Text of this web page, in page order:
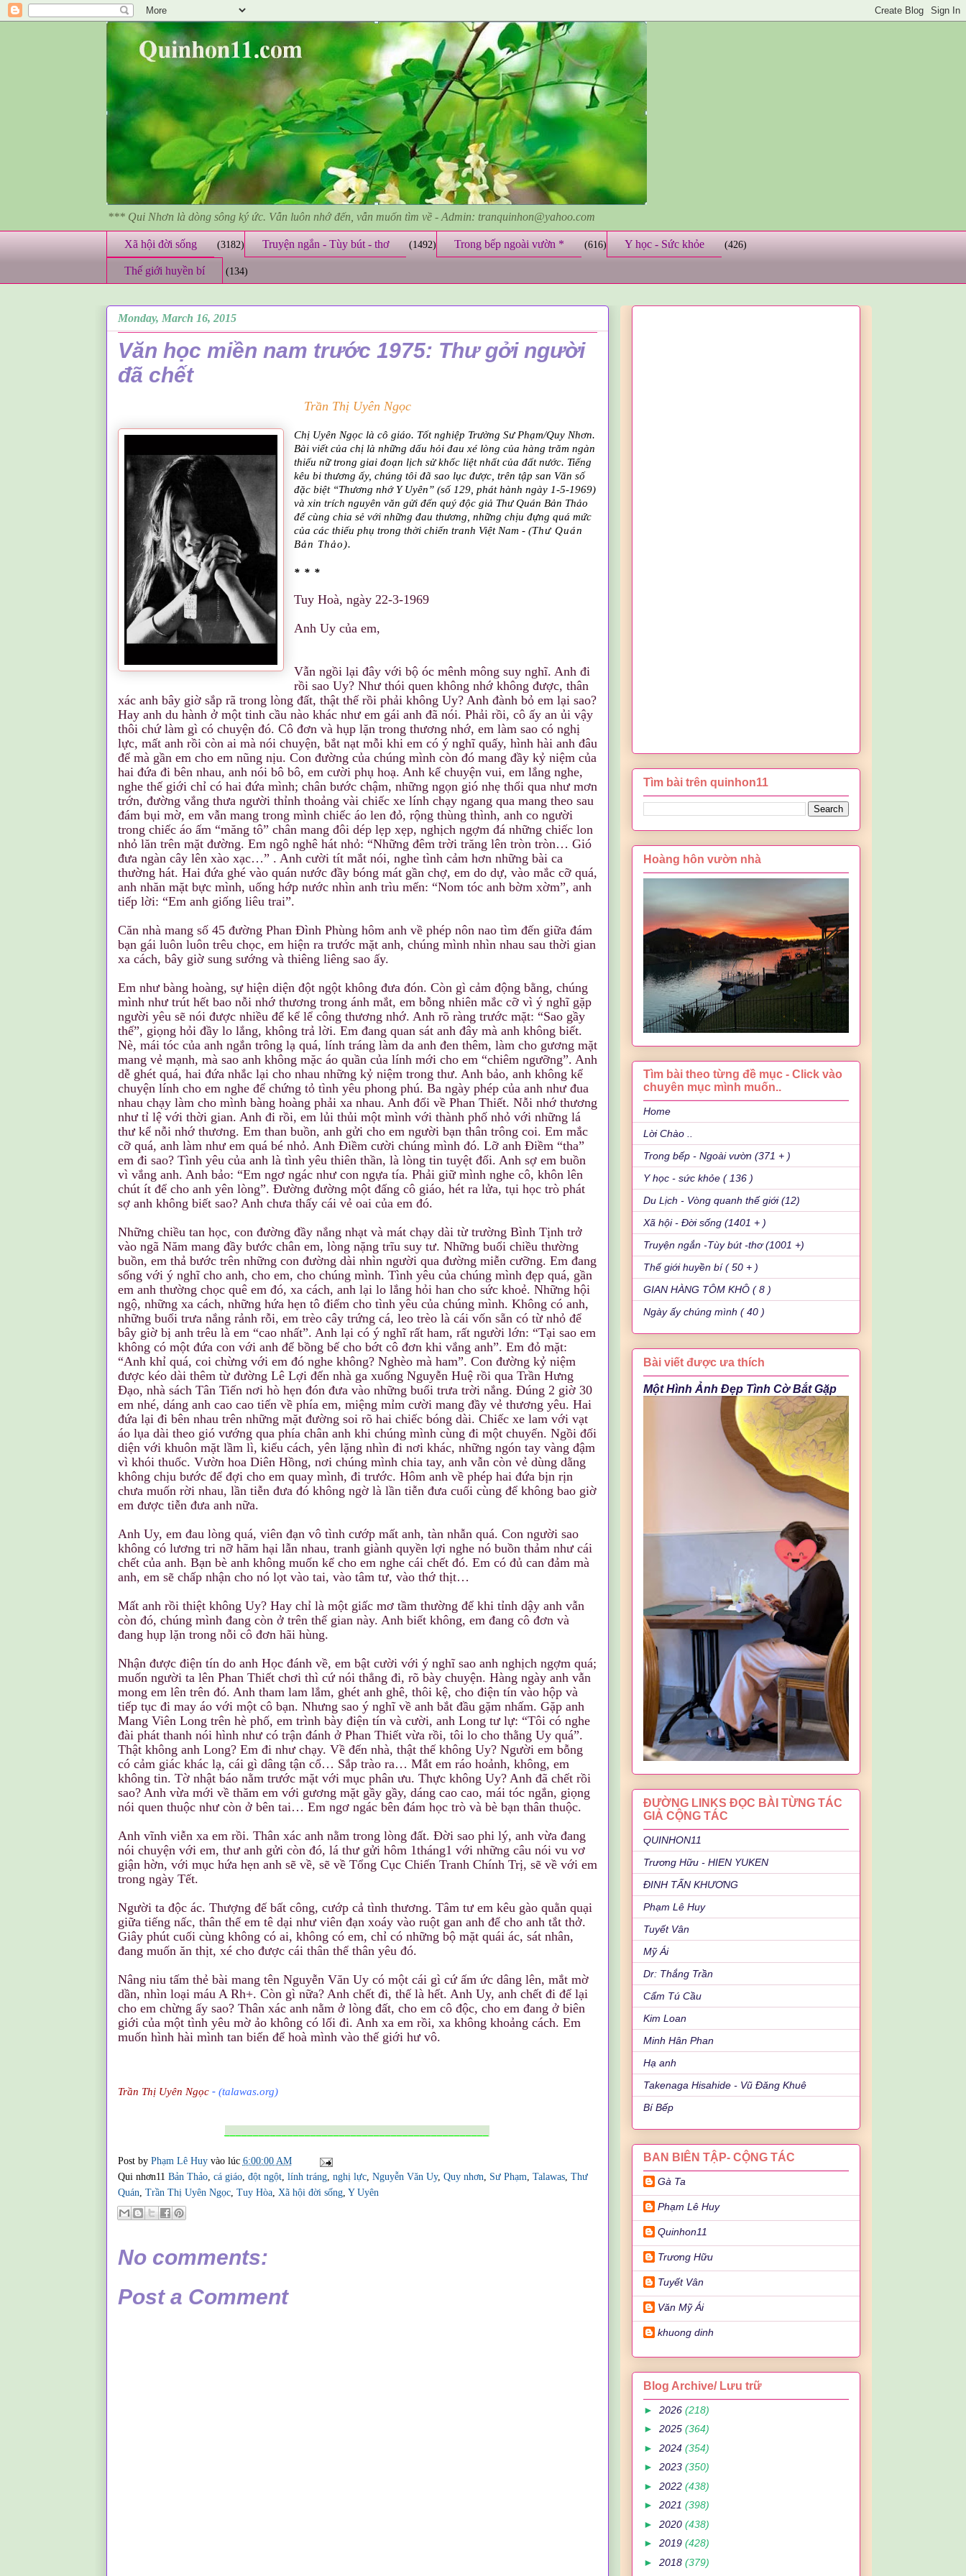
*** Qui Nhơn là dòng sông ký ức. Vẫn luôn nhớ đến, vẫn muốn tìm về - Admin: tranquinhon@yahoo.com
Xã hội đời sống (3182) Truyện ngắn - Tùy bút - thơ (1492) Trong bếp ngoài vườn * (616) Y học - Sức khỏe (426)
Thế giới huyền bí (134)
Monday, March 16, 2015
Văn học miền nam trước 1975: Thư gởi người
đã chết
Trần Thị Uyên Ngọc
Chị Uyên Ngọc là cô giáo. Tốt nghiệp Trường Sư Phạm/Quy Nhơn.
Bài viết của chị là những dấu hỏi đau xé lòng của hàng trăm ngàn
thiếu nữ trong giai đoạn lịch sử khốc liệt nhất của đất nước. Tiếng
kêu bi thương ấy, chúng tôi đã sao lục được, trên tập san Văn số
đặc biệt “Thương nhớ Y Uyên” (số 129, phát hành ngày 1-5-1969)
và xin trích nguyên văn gửi đến quý độc giả Thư Quán Bản Thảo
để cùng chia sẻ với những đau thương, những chịu đựng quá mức
của các thiếu phụ trong thời chiến tranh Việt Nam - (Thư Quán
Bản Thảo).
* * *
Tuy Hoà, ngày 22-3-1969
Anh Uy của em,
Vẫn ngồi lại đây với bộ óc mênh mông suy nghĩ. Anh đi
rồi sao Uy? Như thói quen không nhớ không được, thân
xác anh bây giờ sắp rã trong lòng đất, thật thế rồi phải không Uy? Anh đành bỏ em lại sao?
Hay anh du hành ở một tinh cầu nào khác như em gái anh đã nói. Phải rồi, cô ấy an ủi vậy
thôi chứ làm gì có chuyện đó. Cô đơn và hụp lặn trong thương nhớ, em làm sao có nghị
lực, mất anh rồi còn ai mà nói chuyện, bắt nạt mỗi khi em có ý nghĩ quấy, hình hài anh đâu
để mà gần em cho em nũng nịu. Con đường của chúng mình còn đó mang đầy kỷ niệm của
hai đứa đi bên nhau, anh nói bô bô, em cười phụ hoạ. Anh kể chuyện vui, em lắng nghe,
nghe thế giới chỉ có hai đứa mình; chân bước chậm, những ngọn gió nhẹ thổi qua như mơn
trớn, đường vắng thưa người thỉnh thoảng vài chiếc xe lính chạy ngang qua mang theo sau
đám bụi mờ, em vẫn mang trong mình chiếc áo len đỏ, rộng thùng thình, anh co người
trong chiếc áo ấm “măng tô” chân mang đôi dép lẹp xẹp, nghịch ngợm đá những chiếc lon
nhỏ lăn trên mặt đường. Em ngô nghê hát nhỏ: “Những đêm trời trăng lên tròn tròn… Gió
đưa ngàn cây lên xào xạc…” . Anh cười tít mắt nói, nghe tình cảm hơn những bài ca
thường hát. Hai đứa ghé vào quán nước đầy bóng mát gần chợ, em do dự, vào mắc cỡ quá,
anh nhăn mặt bực mình, uống hớp nước nhìn anh trìu mến: “Nom tóc anh bờm xờm”, anh
tiếp lời: “Em anh giống liêu trai”.
Căn nhà mang số 45 đường Phan Ðình Phùng hôm anh về phép nôn nao tìm đến giữa đám
bạn gái luôn luôn trêu chọc, em hiện ra trước mặt anh, chúng mình nhìn nhau sau thời gian
xa cách, bây giờ sung sướng và thiêng liêng sao ấy.
Em như bàng hoàng, sự hiện diện đột ngột không đưa đón. Còn gì cảm động bằng, chúng
mình như trút hết bao nỗi nhớ thương trong ánh mắt, em bỗng nhiên mắc cỡ vì ý nghĩ gặp
người yêu sẽ nói được nhiều để kể lể công thương nhớ. Anh rõ ràng trước mặt: “Sao gầy
thế”, giọng hỏi đầy lo lắng, không trả lời. Em đang quan sát anh đây mà anh không biết.
Nè, mái tóc của anh ngắn trông lạ quá, lính tráng làm da anh đen thêm, làm cho gương mặt
mang vẻ mạnh, mà sao anh không mặc áo quần của lính mới cho em “chiêm ngưỡng”. Anh
dễ ghét quá, hai đứa nhắc lại cho nhau những kỷ niệm trong thư. Anh bảo, anh không kể
chuyện lính cho em nghe để chứng tỏ tình yêu phong phú. Ba ngày phép của anh như đua
nhau chạy làm cho mình bàng hoàng phải xa nhau. Anh đổi về Phan Thiết. Nỗi nhớ thương
như tỉ lệ với thời gian. Anh đi rồi, em lủi thủi một mình với thành phố nhỏ với những lá
thư kể nỗi nhớ thương. Em than buồn, anh gửi cho em người bạn thân trông coi. Em mắc
cỡ quá, anh làm như em quá bé nhỏ. Anh Ðiềm cười chúng mình đó. Lỡ anh Ðiềm “tha”
em đi sao? Tình yêu của anh là tình yêu thiên thần, là lòng tin tuyệt đối. Anh sợ em buồn
vì vắng anh. Anh bảo: “Em ngơ ngác như con ngựa tía. Phải giữ mình nghe cô, khôn lên
chút ít để cho anh yên lòng”. Ðường đường một đấng cô giáo, hét ra lửa, tụi học trò phát
sợ anh không biết sao? Anh chưa thấy cái vẻ oai của em đó.
Những chiều tan học, con đường đầy nắng nhạt và mát chạy dài từ trường Bình Tịnh trở
vào ngã Năm mang đầy bước chân em, lòng nặng trĩu suy tư. Những buổi chiều thường
buồn, em thả bước trên những con đường dài nhìn người qua đường miễn cưỡng. Em đang
sống với ý nghĩ cho anh, cho em, cho chúng mình. Tình yêu của chúng mình đẹp quá, gần
em anh thường chọc quê em đó, xa cách, anh lại lo lắng hỏi han cho sức khoẻ. Những hội
ngộ, những xa cách, những hứa hẹn tô điểm cho tình yêu của chúng mình. Không có anh,
những buổi trưa nắng rảnh rỗi, em trèo cây trứng cá, leo trèo là cái vốn sẵn có từ nhỏ để
bây giờ bị anh trêu là em “cao nhất”. Anh lại có ý nghĩ rất ham, rất người lớn: “Tại sao em
không có một đứa con với anh để bồng bế cho bớt cô đơn khi vắng anh”. Em đỏ mặt:
“Anh khỉ quá, coi chừng với em đó nghe không? Nghèo mà ham”. Con đường kỷ niệm
được kéo dài thêm từ đường Lê Lợi đến nhà ga xuống Nguyễn Huệ rồi qua Trần Hưng
Ðạo, nhà sách Tân Tiến nơi hò hẹn đón đưa vào những buổi trưa trời nắng. Đúng 2 giờ 30
em nhé, dáng anh cao cao tiến về phía em, miệng mỉm cười mang đầy vẻ thương yêu. Hai
đứa lại đi bên nhau trên những mặt đường soi rõ hai chiếc bóng dài. Chiếc xe lam với vạt
áo lụa dài theo gió vướng qua phía chân anh khi chúng mình cùng đi một chuyến. Ngồi đối
diện với khuôn mặt lầm lì, kiểu cách, yên lặng nhìn đi nơi khác, những ngón tay vàng đậm
vì khói thuốc. Vườn hoa Diên Hồng, nơi chúng mình chia tay, anh vẫn còn vẻ dùng dằng
không chịu bước để đợi cho em quay mình, đi trước. Hôm anh về phép hai đứa bịn rịn
chưa muốn rời nhau, lần tiễn đưa đó không ngờ là lần tiễn đưa cuối cùng để không bao giờ
em được tiễn đưa anh nữa.
Anh Uy, em đau lòng quá, viên đạn vô tình cướp mất anh, tàn nhẫn quá. Con người sao
không có lương tri nỡ hãm hại lẫn nhau, tranh giành quyền lợi nghe nó buồn thảm như cái
chết của anh. Bạn bè anh không muốn kể cho em nghe cái chết đó. Em có đủ can đảm mà
anh, em sẽ chấp nhận cho nó lọt vào tai, vào tâm tư, vào thớ thịt…
Mất anh rồi thiệt không Uy? Hay chỉ là một giấc mơ tầm thường để khi tỉnh dậy anh vẫn
còn đó, chúng mình đang còn ở trên thế gian này. Anh biết không, em đang cô đơn và
đang hụp lặn trong nỗi cô đơn hãi hùng.
Nhận được điện tín do anh Học đánh về, em bật cười với ý nghĩ sao anh nghịch ngợm quá;
muốn người ta lên Phan Thiết chơi thì cứ nói thẳng đi, rõ bày chuyện. Hàng ngày anh vẫn
mong em lên trên đó. Anh tham lam lắm, ghét anh ghê, thôi kệ, cho điện tín vào hộp và
tiếp tục đi may áo với một cô bạn. Nhưng sao ý nghĩ về anh bắt đầu gặm nhấm. Gặp anh
Mang Viên Long trên hè phố, em trình bày điện tín và cười, anh Long tư lự: “Tôi có nghe
đài phát thanh nói hình như có trận đánh ở Phan Thiết vừa rồi, tôi lo cho thằng Uy quá”.
Thật không anh Long? Em đi như chạy. Về đến nhà, thật thế không Uy? Người em bỗng
có cảm giác khác lạ, cái gì dâng tận cổ… Sắp trào ra… Mắt em ráo hoảnh, không, em
không tin. Tờ nhật báo nằm trước mặt với mục phân ưu. Thực không Uy? Anh đã chết rồi
sao? Anh vừa mới về thăm em với gương mặt gầy gầy, dáng cao cao, mái tóc ngắn, giọng
nói quen thuộc như còn ở bên tai… Em ngơ ngác bên đám học trò và bè bạn thân thuộc.
Anh vĩnh viễn xa em rồi. Thân xác anh nằm trong lòng đất. Ðời sao phi lý, anh vừa đang
nói chuyện với em, thư anh gửi còn đó, lá thư gửi hôm 1tháng1 với những câu nói vu vơ
giận hờn, với mục hứa hẹn anh sẽ về, sẽ về Tổng Cục Chiến Tranh Chính Trị, sẽ về với em
trong ngày Tết.
Người ta độc ác. Thượng đế bất công, cướp cả tình thương. Tâm tư em kêu gào quằn quại
giữa tiếng nấc, thân thể em tê dại như viên đạn xoáy vào ruột gan anh để cho anh tắt thở.
Giây phút cuối cùng không có ai, không có em, chỉ có những bộ mặt quái ác, sát nhân,
đang muốn ăn thịt, xé cho được cái thân thể thân yêu đó.
Nâng niu tấm thẻ bài mang tên Nguyễn Văn Uy có một cái gì cứ ấm ức dâng lên, mắt mờ
dần, nhìn loại máu A Rh+. Còn gì nữa? Anh chết đi, thế là hết. Anh Uy, anh chết đi để lại
cho em chừng ấy sao? Thân xác anh nằm ở lòng đất, cho em cô độc, cho em đang ở biên
giới của một tình yêu mờ ảo không có lối đi. Anh xa em rồi, xa không khoảng cách. Em
muốn hình hài mình tan biến để hoà mình vào thế giới hư vô.
Trần Thị Uyên Ngọc - (talawas.org)
Post by Phạm Lê Huy vào lúc 6:00:00 AM
Qui nhơn11 Bản Thảo, cá giáo, đột ngột, lính tráng, nghị lực, Nguyễn Văn Uy, Quy nhơn, Sư Phạm, Talawas, Thư
Quán, Trần Thị Uyên Ngọc, Tuy Hòa, Xã hội đời sống, Y Uyên
No comments:
Post a Comment
Tìm bài trên quinhon11
Hoàng hôn vườn nhà
Tìm bài theo từng đề mục - Click vào
chuyên mục mình muốn..
Home
Lời Chào ..
Trong bếp - Ngoài vườn (371 + )
Y học - sức khỏe ( 136 )
Du Lịch - Vòng quanh thế giới (12)
Xã hội - Đời sống (1401 + )
Truyện ngắn -Tùy bút -thơ (1001 +)
Thế giới huyền bí ( 50 + )
GIAN HÀNG TÔM KHÔ ( 8 )
Ngày ấy chúng mình ( 40 )
Bài viết được ưa thích
Một Hình Ảnh Đẹp Tình Cờ Bắt Gặp
ĐƯỜNG LINKS ĐỌC BÀI TỪNG TÁC
GIẢ CỘNG TÁC
QUINHON11
Trương Hữu - HIEN YUKEN
ĐINH TẤN KHƯƠNG
Phạm Lê Huy
Tuyết Vân
Mỹ Ái
Dr: Thắng Trần
Cẩm Tú Cầu
Kim Loan
Minh Hân Phan
Hạ anh
Takenaga Hisahide - Vũ Đăng Khuê
Bí Bếp
BAN BIÊN TẬP- CỘNG TÁC
Gà Ta
Phạm Lê Huy
Quinhon11
Trương Hữu
Tuyết Vân
Văn Mỹ Ái
khuong dinh
Blog Archive/ Lưu trữ
► 2026 (218)
► 2025 (364)
► 2024 (354)
► 2023 (350)
► 2022 (438)
► 2021 (398)
► 2020 (438)
► 2019 (428)
► 2018 (379)